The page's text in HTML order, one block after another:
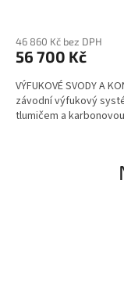
46 860 Kč bez DPH
56 700 Kč
VÝFUKOVÉ SVODY A
závodní výfukový
tlumičem a